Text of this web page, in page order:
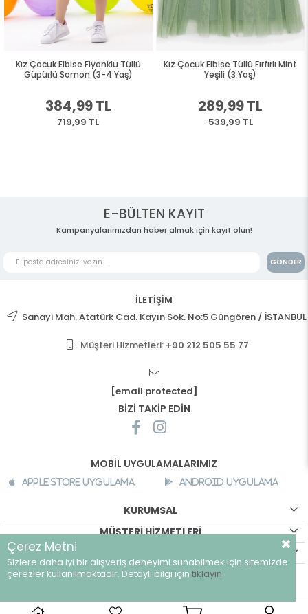
Kız Çocuk Elbise Fiyonklu Tüllü
Güpürlü Somon (3-4 Yaş)
384,99 TL
719,99 TL
Kız Çocuk Elbise Tüllü Fırfırlı Mint
Yeşili (3 Yaş)
289,99 TL
539,99 TL
E-BÜLTEN KAYIT
Kampanyalarımızdan haber almak için kayıt olun!
GÖNDER
İLETİŞİM
Sanayi Mah. Atatürk Cad. Kayın Sok. No:5 Güngören / İSTANBUL
Müşteri Hizmetleri: +90 212 505 55 77
[email protected]
BİZİ TAKİP EDİN
MOBİL UYGULAMALARIMIZ
Apple Store Uygulama Android Uygulama
KURUMSAL
MÜŞTERİ HİZMETLERİ
©breeze.com.tr - Tüm hakları saklıdır.
Çerez Metni
Sizlere daha iyi bir alışveriş deneyimi sunabilmek için sitemizde
çerezler kullanılmaktadır. Detaylı bilgi için tıklayın